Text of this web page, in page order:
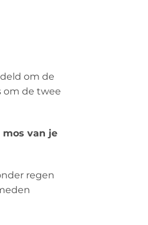
om de
om de twee
van je
regen